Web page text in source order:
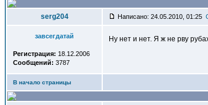
serg204 Написано: 24.05.2010, 01:25
завсегдатай
Регистрация: 18.12.2006
Сообщений: 3787
Ну нет и нет. Я ж не рву
В начало страницы